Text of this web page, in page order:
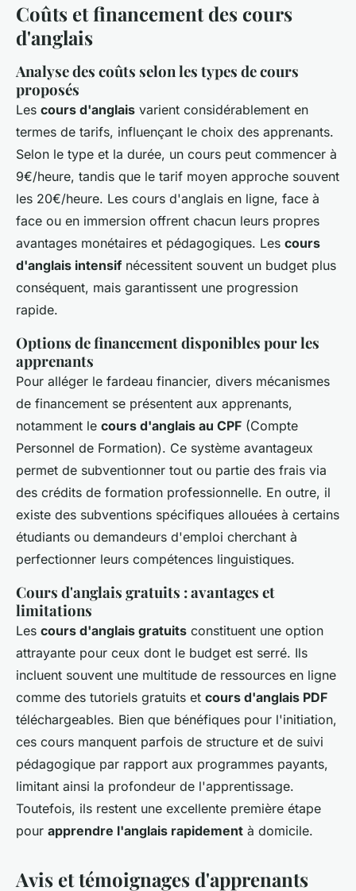
Coûts et financement des cours
d'anglais
Analyse des coûts selon les types de cours
proposés
Les cours d'anglais varient considérablement en
termes de tarifs, influençant le choix des apprenants.
Selon le type et la durée, un cours peut commencer à
9€/heure, tandis que le tarif moyen approche souvent
les 20€/heure. Les cours d'anglais en ligne, face à
face ou en immersion offrent chacun leurs propres
avantages monétaires et pédagogiques. Les cours
d'anglais intensif nécessitent souvent un budget plus
conséquent, mais garantissent une progression
rapide.
Options de financement disponibles pour les
apprenants
Pour alléger le fardeau financier, divers mécanismes
de financement se présentent aux apprenants,
notamment le cours d'anglais au CPF (Compte
Personnel de Formation). Ce système avantageux
permet de subventionner tout ou partie des frais via
des crédits de formation professionnelle. En outre, il
existe des subventions spécifiques allouées à certains
étudiants ou demandeurs d'emploi cherchant à
perfectionner leurs compétences linguistiques.
Cours d'anglais gratuits : avantages et
limitations
Les cours d'anglais gratuits constituent une option
attrayante pour ceux dont le budget est serré. Ils
incluent souvent une multitude de ressources en ligne
comme des tutoriels gratuits et cours d'anglais PDF
téléchargeables. Bien que bénéfiques pour l'initiation,
ces cours manquent parfois de structure et de suivi
pédagogique par rapport aux programmes payants,
limitant ainsi la profondeur de l'apprentissage.
Toutefois, ils restent une excellente première étape
pour apprendre l'anglais rapidement à domicile.
Avis et témoignages d'apprenants